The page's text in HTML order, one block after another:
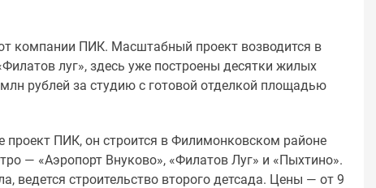
компании ПИК. Масштабный проект возводится в
луг», здесь уже построены десятки жилых
рублей за студию с готовой отделкой площадью
ПИК, он строится в Филимонковском районе
— «Аэропорт Внуково», «Филатов Луг» и «Пыхтино».
ведется строительство второго детсада. Цены — от 9